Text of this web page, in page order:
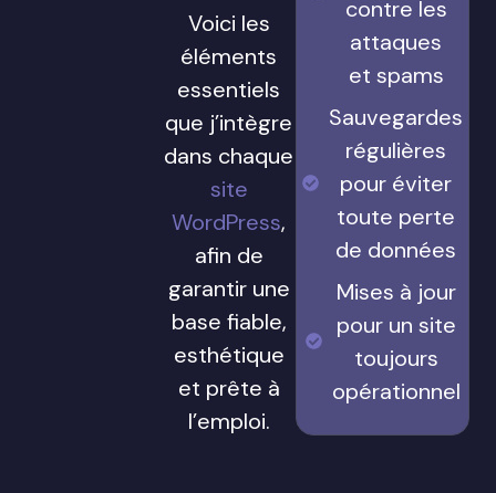
Voici les
éléments
essentiels
que j’intègre
dans chaque
site
WordPress,
afin de
garantir une
base fiable,
esthétique
et prête à
l’emploi.
contre les
attaques
et spams
Sauvegardes
régulières
pour éviter
toute perte
de données
Mises à jour
pour un site
toujours
opérationnel